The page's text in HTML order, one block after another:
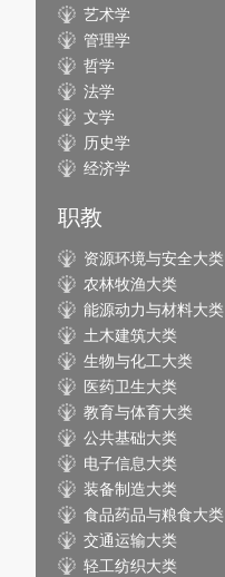
艺术学
管理学
哲学
法学
文学
历史学
经济学
职教
资源环境与安全大类
农林牧渔大类
能源动力与材料大类
土木建筑大类
生物与化工大类
医药卫生大类
教育与体育大类
公共基础大类
电子信息大类
装备制造大类
食品药品与粮食大类
交通运输大类
轻工纺织大类